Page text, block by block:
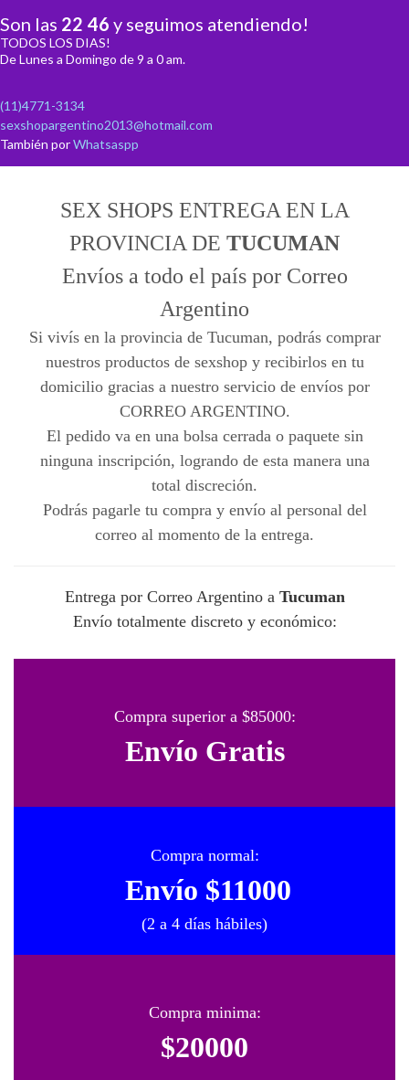
Son las 22 46 y seguimos atendiendo!
TODOS LOS DIAS!
De Lunes a Domingo de 9 a 0 am.
(11)4771-3134
sexshopargentino2013@hotmail.com
También porWhatsaspp
SEX SHOPS ENTREGA EN LA
PROVINCIA DE TUCUMAN
Envíos a todo el país por Correo
Argentino
Si vivís en la provincia de Tucuman, podrás comprar
nuestros productos de sexshop y recibirlos en tu
domicilio gracias a nuestro servicio de envíos por
CORREO ARGENTINO.
El pedido va en una bolsa cerrada o paquete sin
ninguna inscripción, logrando de esta manera una
total discreción.
Podrás pagarle tu compra y envío al personal del
correo al momento de la entrega.
Entrega por Correo Argentino a Tucuman
Envío totalmente discreto y económico:
Compra superior a $85000:
Envío Gratis
Compra normal:
Envío $11000
(2 a 4 días hábiles)
Compra minima:
$20000